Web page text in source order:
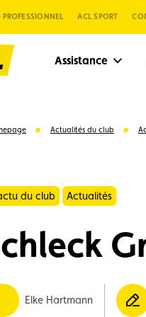
PROFESSIONNEL ACL SPORT
Assistance
Actualités du club
du club Actualités
Elke Hartmann